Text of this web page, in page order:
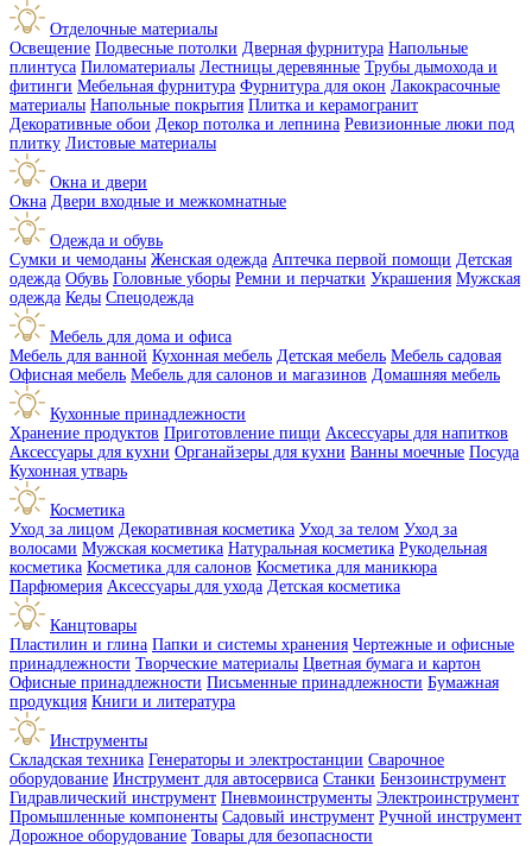
Отделочные материалы
Освещение Подвесные потолки Дверная фурнитура Напольные
плинтуса Пиломатериалы Лестницы деревянные Трубы дымохода и
фитинги Мебельная фурнитура Фурнитура для окон Лакокрасочные
материалы Напольные покрытия Плитка и керамогранит
Декоративные обои Декор потолка и лепнина Ревизионные люки под
плитку Листовые материалы
Окна и двери
Окна Двери входные и межкомнатные
Одежда и обувь
Сумки и чемоданы Женская одежда Аптечка первой помощи Детская
одежда Обувь Головные уборы Ремни и перчатки Украшения Мужская
одежда Кеды Спецодежда
Мебель для дома и офиса
Мебель для ванной Кухонная мебель Детская мебель Мебель садовая
Офисная мебель Мебель для салонов и магазинов Домашняя мебель
Кухонные принадлежности
Хранение продуктов Приготовление пищи Аксессуары для напитков
Аксессуары для кухни Органайзеры для кухни Ванны моечные Посуда
Кухонная утварь
Косметика
Уход за лицом Декоративная косметика Уход за телом Уход за
волосами Мужская косметика Натуральная косметика Рукодельная
косметика Косметика для салонов Косметика для маникюра
Парфюмерия Аксессуары для ухода Детская косметика
Канцтовары
Пластилин и глина Папки и системы хранения Чертежные и офисные
принадлежности Творческие материалы Цветная бумага и картон
Офисные принадлежности Письменные принадлежности Бумажная
продукция Книги и литература
Инструменты
Складская техника Генераторы и электростанции Сварочное
оборудование Инструмент для автосервиса Станки Бензоинструмент
Гидравлический инструмент Пневмоинструменты Электроинструмент
Промышленные компоненты Садовый инструмент Ручной инструмент
Дорожное оборудование Товары для безопасности